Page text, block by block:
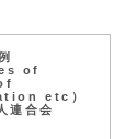
of
etc）
連合会